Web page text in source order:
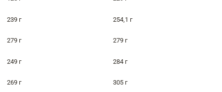
239 г 254,1 г
279 г 279 г
249 г 284 г
269 г 305 г